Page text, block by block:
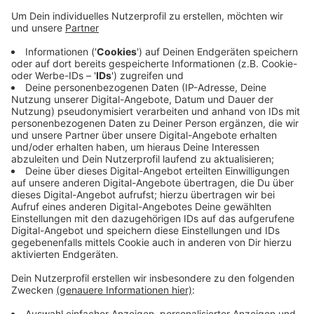
Anzeige
Die neuen Trinkwasserleitungen im 1. Abschnitt sind
fast fertig. Dazu hat die Gemeinde jetzt schon mit den
Kanalarbeiten begonnen, darauf folgt bald der neue
Minikreisverkehr. Diese ganzen Arbeiten sollen bis zum
Sommer dauern, dann startet der zweite Bauabschnitt.
Die Gemeinde ist also ganz zufrieden - allerdings ist
sie leicht hinter dem Zeitplan, da sie das Grundwasser
absenken musste. Anfang kommenden Jahres soll
alles fertig sein.
Anzeige